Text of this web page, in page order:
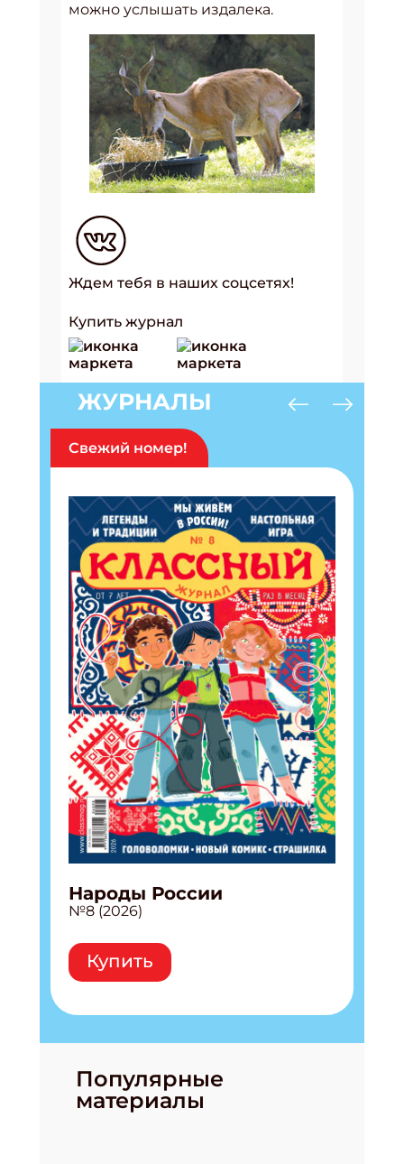
можно услышать издалека.
Ждем тебя в наших соцсетях!
Купить журнал
ЖУРНАЛЫ
Свежий номер!
Народы России
№8 (2026)
Купить
Популярные
материалы